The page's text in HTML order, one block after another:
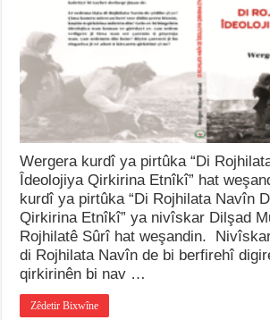
Wergera kurdî ya pirtûka “Di
Îdeolojiya Qirkirina Etnîkî” hat
kurdî ya pirtûka “Di Rojhilata Navîn
Qirkirina Etnîkî” ya nivîskar Dilşad
Rojhilatê Sûrî hat weşandin.
di Rojhilata Navîn de bi berfirehî
qirkirinên bi nav …
Zêdetir Bixwîne